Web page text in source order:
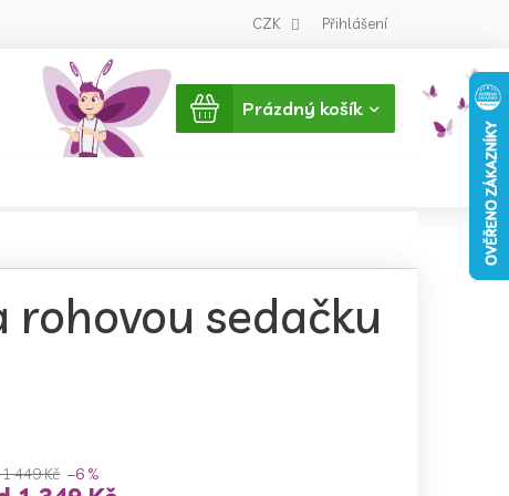
CZK Přihlášení
Nákupní
košík
Prázdný košík
sedačku
449 Kč –6 %